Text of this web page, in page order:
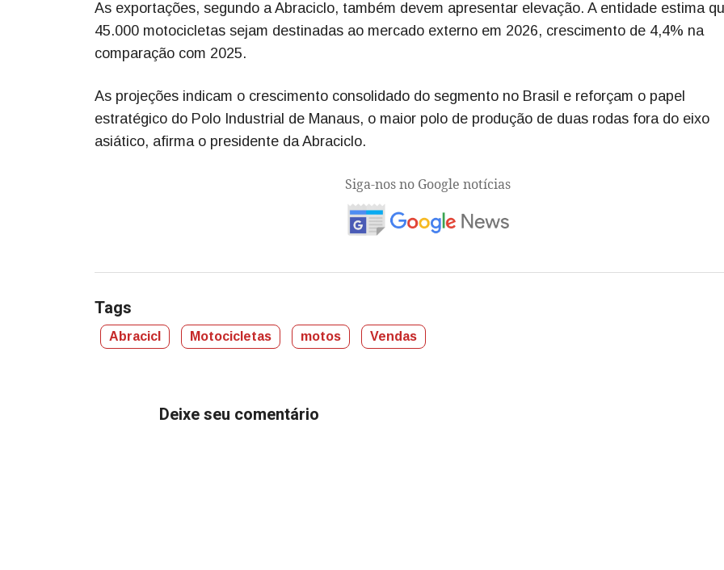
As exportações, segundo a Abraciclo, também devem apresentar elevação. A entidade estima
45.000 motocicletas sejam destinadas ao mercado externo em 2026, crescimento de 4,4% na
comparação com 2025.
As projeções indicam o crescimento consolidado do segmento no Brasil e reforçam o papel
estratégico do Polo Industrial de Manaus, o maior polo de produção de duas rodas fora do eixo
asiático, afirma o presidente da Abraciclo.
Siga-nos no Google notícias
Tags
Abracicl Motocicletas motos Vendas
Deixe seu comentário